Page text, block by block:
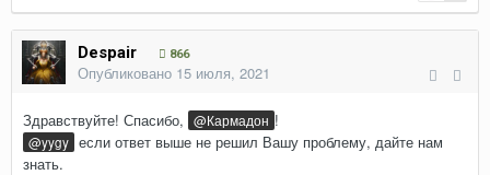
Despair 866
Опубликовано 15 июля, 2021
Здравствуйте! Спасибо, @Кармадон !
@yygy если ответ выше не решил Вашу проблему, дайте нам
знать.